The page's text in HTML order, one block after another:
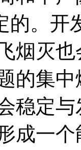
的。开
烟灭
的集
稳定
成一